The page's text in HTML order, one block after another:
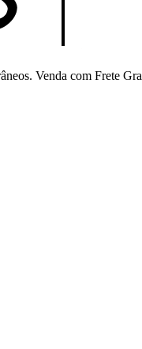
Venda com Frete